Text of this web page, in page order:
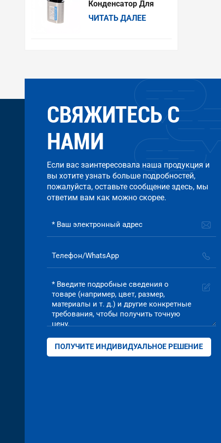
Китай.
Конденсатор Для
Микроволновой
Печи 904, 2100 В,
ЧИТАТЬ ДАЛЕЕ
СВЯЖИТЕСЬ С
НАМИ
Если вас заинтересовала наша продукция и
вы хотите узнать больше подробностей,
пожалуйста, оставьте сообщение здесь, мы
ответим вам как можно скорее.
ПОЛУЧИТЕ ИНДИВИДУАЛЬНОЕ РЕШЕНИЕ